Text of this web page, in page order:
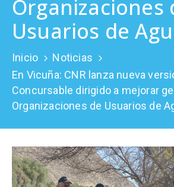
Prensa
Organizaciones
Usuarios de
Inicio
Noticias
En Vicuña: CNR lanza nueva
Concursable dirigido a mejorar
Organizaciones de Usuarios de